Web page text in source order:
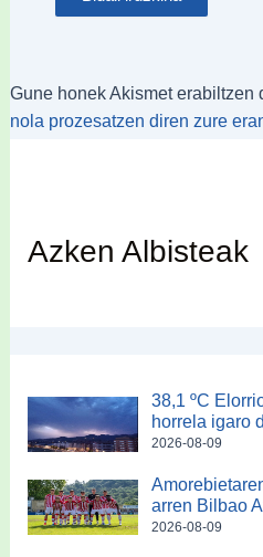
Gune honek Akismet erabiltzen
nola prozesatzen diren zure
Azken Albisteak
38,1 ºC
horrela igaro
2026-08-09
arren Bilbao
2026-08-09